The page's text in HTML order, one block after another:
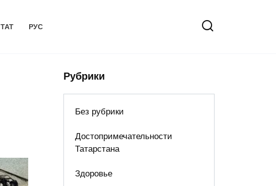
ТАТ РУС
Рубрики
Без рубрики
Достопримечательности
Татарстана
Здоровье